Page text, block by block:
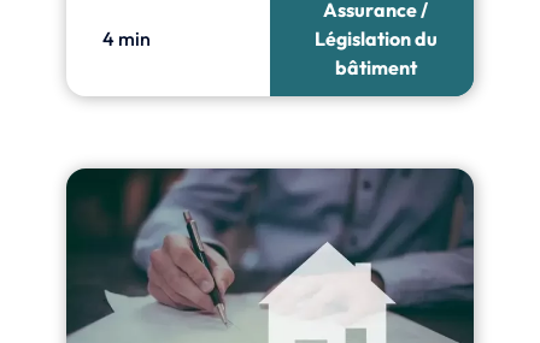
4 min
Assurance /
Législation du
bâtiment